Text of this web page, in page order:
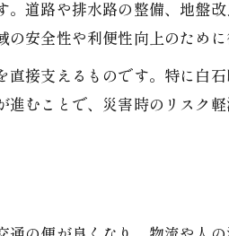
イント
感
流れ
像
道路や排水路の整備、地盤
安全性や利便性向上のために
接支えるものです。特に白
むことで、災害時のリスク